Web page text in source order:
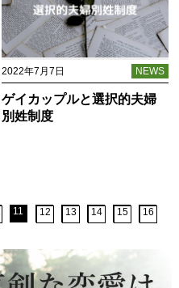
2022年7月7日 NEWS
ゲイカップルと選択的夫婦
別姓制度
11 12 13 14 15 16